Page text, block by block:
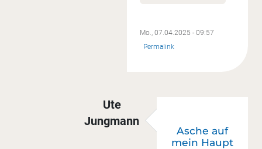
Mo., 07.04.2025 - 09:57
Permalink
Ute
Jungmann
Sew alongvonCordula
Asche auf
mein Haupt